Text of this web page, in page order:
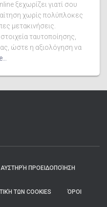
ξεχωρίζει γιατί σου
αίτηση χωρίς πολύπλοκες
μετακινήσεις.
ταυτοποίησης,
ώστε η αξιολόγηση να
ΑΥΣΤΗΡΉ ΠΡΟΕΙΔΟΠΟΊΗΣΗ
ΤΩΝ COOKIES ΌΡΟΙ